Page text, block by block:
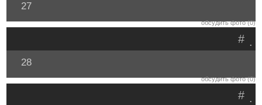
27
обсудить фото (0)
.
#
28
обсудить фото (0)
.
#